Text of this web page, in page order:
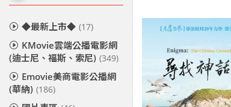
◆最新上市◆ (17)
KMovie雲端公播電影網
(迪士尼、福斯、索尼) (349)
Emovie美商電影公播網
(華納) (186)